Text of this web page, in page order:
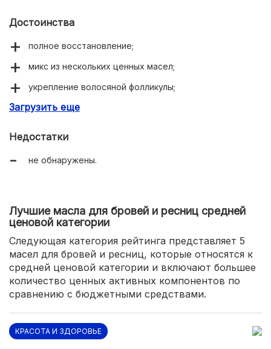
Достоинства
полное восстановление;
микс из нескольких ценных масел;
укрепление волосяной фолликулы;
активация роста волосков;
Загрузить еще
Недостатки
не обнаружены.
Лучшие масла для бровей и ресниц средней
ценовой категории
Следующая категория рейтинга представляет 5
масел для бровей и ресниц, которые относятся к
средней ценовой категории и включают большее
количество ценных активных компонентов по
сравнению с бюджетными средствами.
КРАСОТА И ЗДОРОВЬЕ